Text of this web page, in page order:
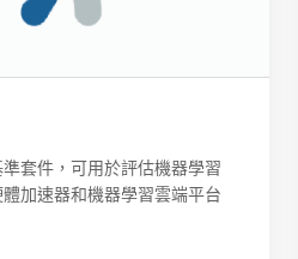
套件，可用於評估機器學習
加速器和機器學習雲端平台